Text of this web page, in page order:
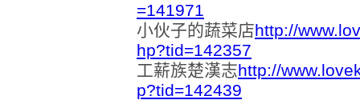
=141971
小伙子的蔬菜店http://
hp?tid=142357
工薪族楚漢志http://
p?tid=142439